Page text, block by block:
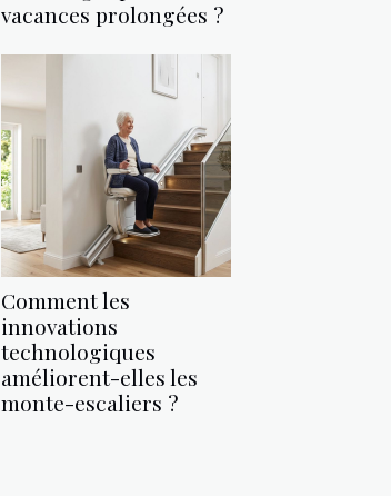
vacances prolongées ?
Comment les
innovations
technologiques
améliorent-elles les
monte-escaliers ?